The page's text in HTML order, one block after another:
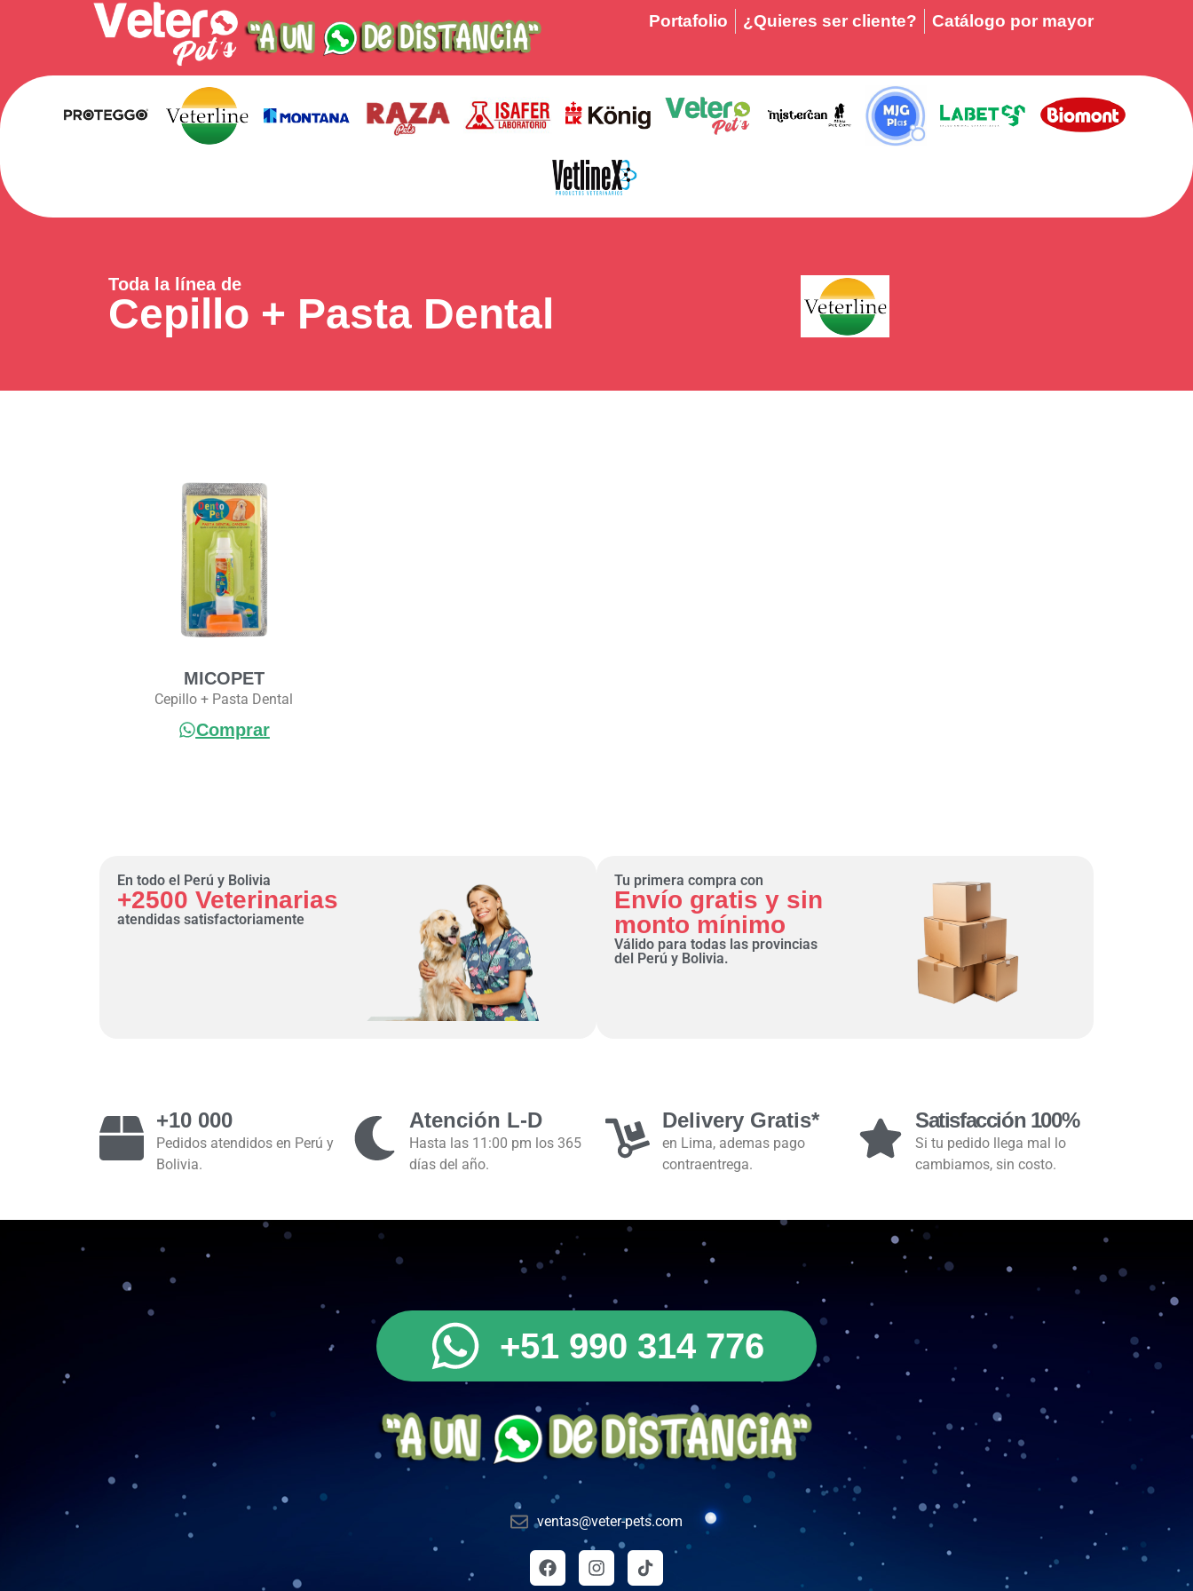
Portafolio ¿Quieres ser cliente? Catálogo por mayor
Toda la línea de
Cepillo + Pasta Dental
MICOPET
Cepillo + Pasta Dental
Comprar
En todo el Perú y Bolivia
+2500 Veterinarias
atendidas satisfactoriamente
Tu primera compra con
Envío gratis y sin
monto mínimo
Válido para todas las provincias
del Perú y Bolivia.
+10 000
Pedidos atendidos en Perú y
Bolivia.
Atención L-D
Hasta las 11:00 pm los 365
días del año.
Delivery Gratis*
en Lima, ademas pago
contraentrega.
Satisfacción 100%
Si tu pedido llega mal lo
cambiamos, sin costo.
+51 990 314 776
ventas@veter-pets.com